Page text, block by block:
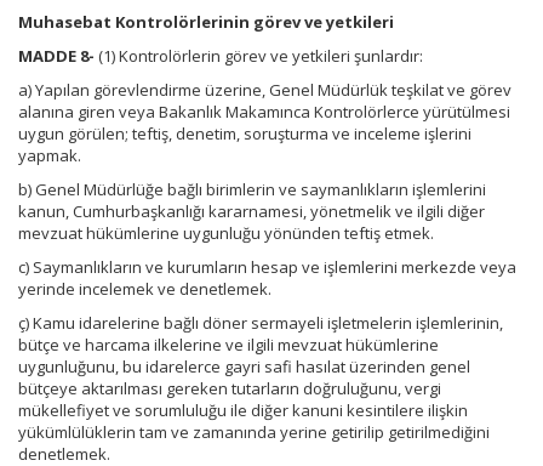
Muhasebat Kontrolörlerinin görev ve yetkileri
MADDE 8- (1) Kontrolörlerin görev ve yetkileri şunlardır:
a) Yapılan görevlendirme üzerine, Genel Müdürlük teşkilat ve görev
alanına giren veya Bakanlık Makamınca Kontrolörlerce yürütülmesi
uygun görülen; teftiş, denetim, soruşturma ve inceleme işlerini
yapmak.
b) Genel Müdürlüğe bağlı birimlerin ve saymanlıkların işlemlerini
kanun, Cumhurbaşkanlığı kararnamesi, yönetmelik ve ilgili diğer
mevzuat hükümlerine uygunluğu yönünden teftiş etmek.
c) Saymanlıkların ve kurumların hesap ve işlemlerini merkezde veya
yerinde incelemek ve denetlemek.
ç) Kamu idarelerine bağlı döner sermayeli işletmelerin işlemlerinin,
bütçe ve harcama ilkelerine ve ilgili mevzuat hükümlerine
uygunluğunu, bu idarelerce gayri safi hasılat üzerinden genel
bütçeye aktarılması gereken tutarların doğruluğunu, vergi
mükellefiyet ve sorumluluğu ile diğer kanuni kesintilere ilişkin
yükümlülüklerin tam ve zamanında yerine getirilip getirilmediğini
denetlemek.